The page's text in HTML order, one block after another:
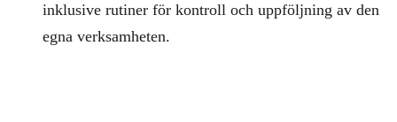
inklusive rutiner för kontroll och uppföljning av den
egna verksamheten.